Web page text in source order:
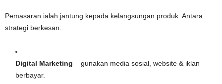
Pemasaran ialah jantung kepada kelangsungan produk. Antara
strategi berkesan:
Digital Marketing – gunakan media sosial, website & iklan
berbayar.